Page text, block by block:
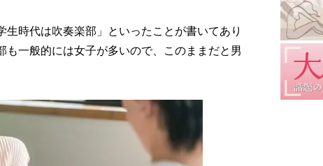
時代は吹奏楽部」といったことが書いてあり
一般的には女子が多いので、このままだと男